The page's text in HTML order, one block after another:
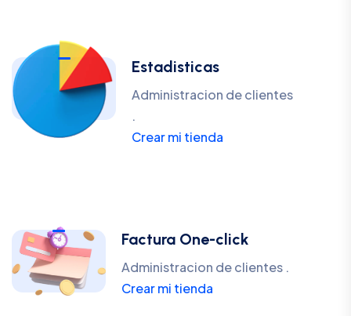
Estadisticas
Administracion de clientes
.
Crear mi tienda
Factura One-click
Administracion de clientes .
Crear mi tienda